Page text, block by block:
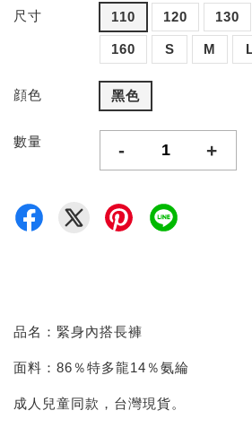
尺寸 110 120 130
160 S M
顔色 黑色
數量 - +
品名：緊身內搭長褲
面料：86％特多龍14％氨綸
成人兒童同款，台灣現貨。